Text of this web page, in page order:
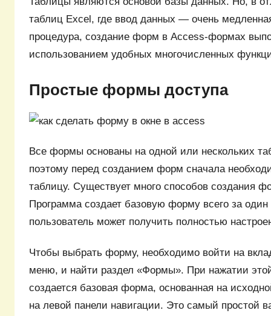
таблиц Excel, где ввод данных — очень
процедура, создание форм в Access-формах
использованием удобных многочисленных
Простые формы доступа
Все формы основаны на одной или нескольких
поэтому перед созданием форм сначала
таблицу. Существует много способов создания
Программа создает базовую форму всего за один
пользователь может получить полностью
Чтобы выбрать форму, необходимо войти на
меню, и найти раздел «Формы». При нажатии
создается базовая форма, основанная на
на левой панели навигации. Это самый простой